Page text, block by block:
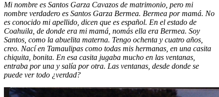
Mi nombre es Santos Garza Cavazos de matrimonio, pero mi
nombre verdadero es Santos Garza Bermea. Bermea por mamá. No
es conocido mi apellido, dicen que es español. En el estado de
Coahuila, de donde era mi mamá, nomás ella era Bermea. Soy
Santos, como la abuelita materna. Tengo ochenta y cuatro años,
creo. Nací en Tamaulipas como todas mis hermanas, en una casita
chiquita, bonita. En esa casita jugaba mucho en las ventanas,
entraba por una y salía por otra. Las ventanas, desde donde se
puede ver todo ¿verdad?